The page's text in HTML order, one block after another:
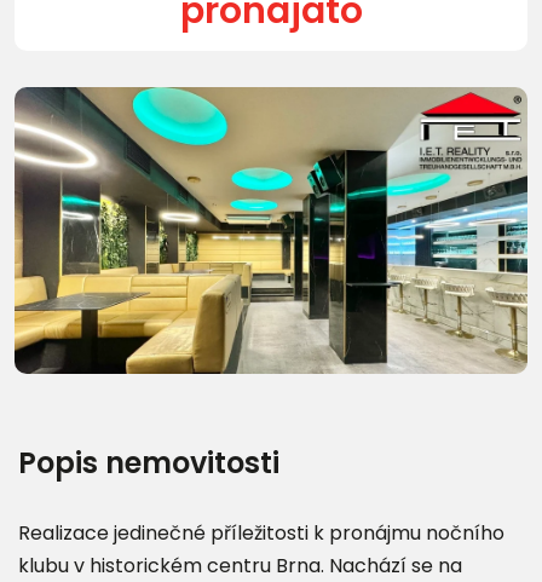
pronajato
Další fotografie (18)
Popis nemovitosti
Realizace jedinečné příležitosti k pronájmu nočního
klubu v historickém centru Brna. Nachází se na